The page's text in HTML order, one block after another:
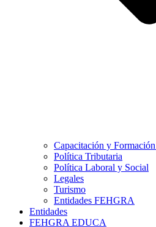
Capacitación y
Política Tributaria
Política Laboral y Social
Legales
Turismo
Entidades FEHGRA
Entidades
FEHGRA EDUCA